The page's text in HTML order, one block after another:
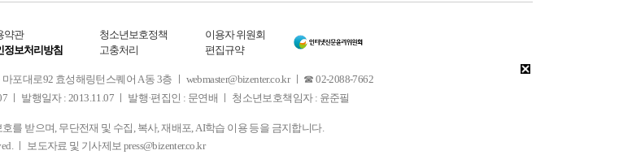
약관
정보처리방침
청소년보호정책
고충처리
이용자 위원회
편집규약
대로92 효성해링턴스퀘어 A동 3층 ㅣ webmaster@bizenter.co.kr ㅣ ☎ 02-2088-7662
ㅣ 발행일자 : 2013.11.07 ㅣ 발행·편집인 : 문연배 ㅣ 청소년보호책임자 : 윤준필
를 받으며, 무단전재 및 수집, 복사, 재배포, AI학습 이용 등을 금지합니다.
ㅣ 보도자료 및 기사제보press@bizenter.co.kr